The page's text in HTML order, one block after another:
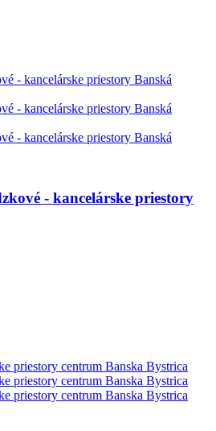
- kancelárske priestory